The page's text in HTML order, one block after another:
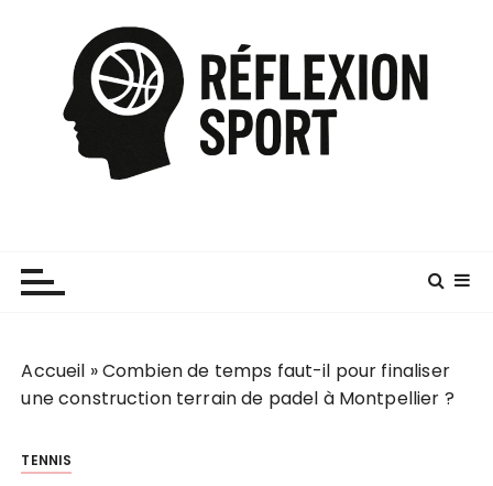
Accueil »Combien de temps faut-il pour finaliser
une construction terrain de padel à Montpellier ?
TENNIS